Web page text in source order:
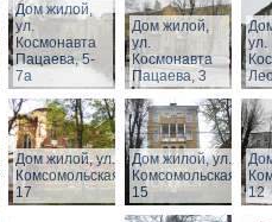
Дом жилой,
ул.
Космонавта
Пацаева, 5-
7а
Дом жилой,
ул.
Космонавта
Пацаева, 3
ул.
Дом жилой, ул.
Комсомольская,
17
Дом жилой, ул.
Комсомольская,
15
12